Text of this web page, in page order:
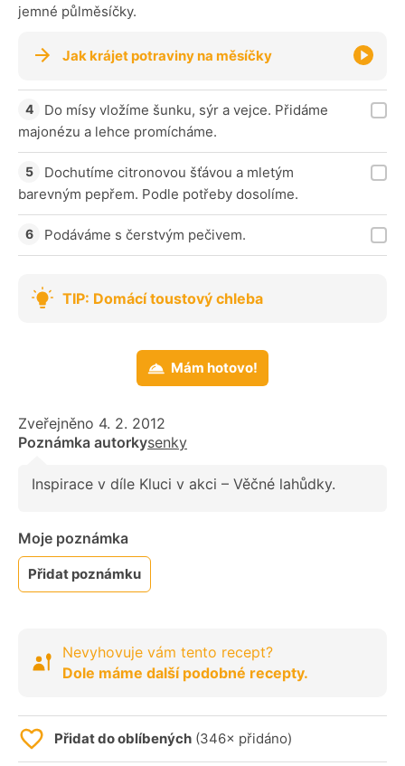
jemné půlměsíčky.
Jak krájet potraviny na měsíčky
Do mísy vložíme šunku, sýr a vejce. Přidáme
majonézu a lehce promícháme.
Dochutíme citronovou šťávou a mletým
barevným pepřem. Podle potřeby dosolíme.
Podáváme s čerstvým pečivem.
TIP: Domácí toustový chleba
Mám hotovo!
Zveřejněno 4. 2. 2012
Poznámka autorkysenky
Inspirace v díle Kluci v akci – Věčné lahůdky.
Moje poznámka
Přidat poznámku
Nevyhovuje vám tento recept?
Dole máme další podobné recepty.
Přidat do oblíbených (346× přidáno)